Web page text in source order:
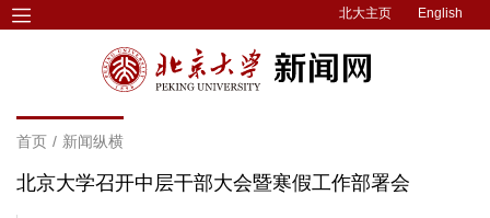
北大主页 English
首页 / 新闻纵横
北京大学召开中层干部大会暨寒假工作部署会